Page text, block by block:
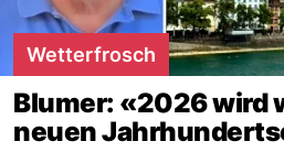
Wetterfrosch
Blumer: «2026 wird
neuen